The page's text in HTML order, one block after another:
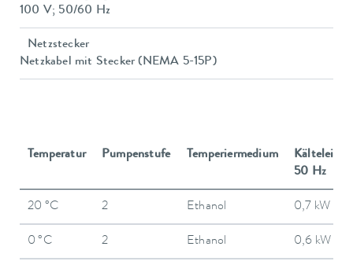
100 V; 50/60 Hz
Netzstecker
Netzkabel mit Stecker (NEMA 5-15P)
Temperatur Pumpenstufe Temperiermedium
50 Hz
20 °C 2 Ethanol 0,7 kW
0 °C 2 Ethanol 0,6 kW